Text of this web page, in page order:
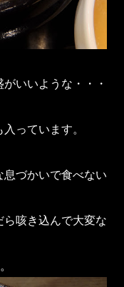
いいような・・・
っています。
づかいで食べない
咳き込んで大変な